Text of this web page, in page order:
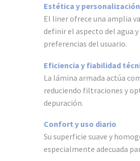
Estética y personalización
El liner ofrece una amplia
definir el aspecto del agua
preferencias del usuario.
Eficiencia y fiabilidad
La lámina armada actúa
reduciendo filtraciones y
depuración.
Confort y uso diario
Su superficie suave y
especialmente adecuada